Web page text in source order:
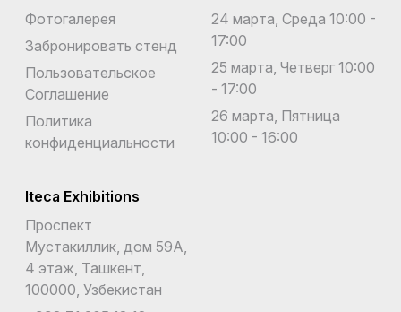
Фотогалерея
Забронировать стенд
Пользовательское
Соглашение
Политика
конфиденциальности
24 марта, Среда 10:00 -
17:00
25 марта, Четверг 10:00
- 17:00
26 марта, Пятница
10:00 - 16:00
Iteca Exhibitions
Проспект
Мустакиллик, дом 59А,
4 этаж, Ташкент,
100000, Узбекистан